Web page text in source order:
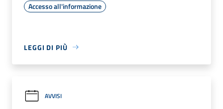
Accesso all'informazione
LEGGI DI PIÙ
AVVISI